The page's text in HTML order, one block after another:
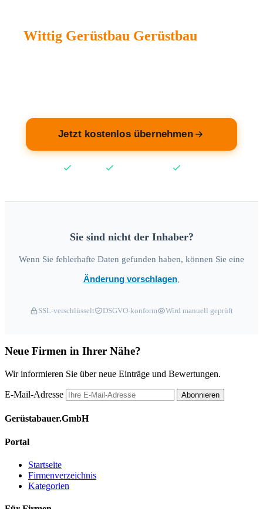
Wittig Gerüstbau Gerüstbau
Jetzt kostenlos übernehmen
Sie sind nicht der Inhaber?
Wenn Sie fehlerhafte Daten gefunden haben, können Sie eine
Änderung vorschlagen
SSL-verschlüsselt DSGVO-konform Wird manuell geprüft
Neue Firmen in Ihrer Nähe?
Wir informieren Sie über neue Einträge und Bewertungen.
E-Mail-Adresse Abonnieren
Gerüstabauer.GmbH
Portal
Startseite
Firmenverzeichnis
Kategorien